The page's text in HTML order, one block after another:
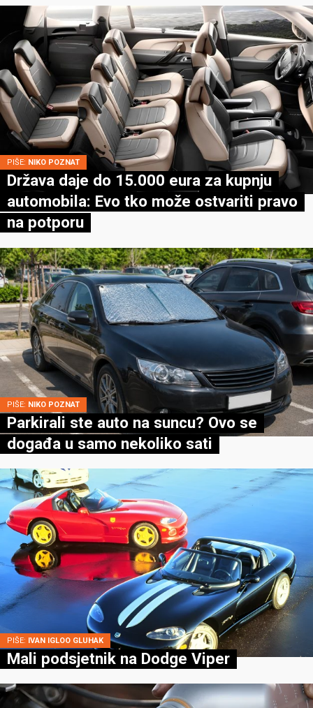
PIŠE: NIKO POZNAT
Država daje do 15.000 eura za kupnju
automobila: Evo tko može ostvariti pravo
na potporu
PIŠE: NIKO POZNAT
Parkirali ste auto na suncu? Ovo se
događa u samo nekoliko sati
PIŠE: IVAN IGLOO GLUHAK
Mali podsjetnik na Dodge Viper